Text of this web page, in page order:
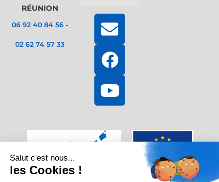
RÉUNION
06 92 40 84 56 -
02 62 74 57 33
E
n
v
e
l
o
F
a
c
e
b
o
Y
o
u
t
u
b